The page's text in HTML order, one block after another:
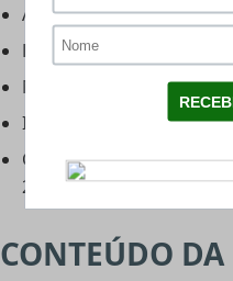
Altura: 31 mm
Peso: 62.4 g
Material: Polímero e liga
Instalação: Trilho
Compatibilidade:
24.4 mm a 27.4 mm.
CONTEÚDO